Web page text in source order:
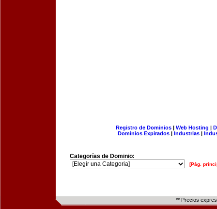
Registro de Dominios| Web Hosting |
Dominios Expirados | Industrias |
Categorías de Dominio:
[Pág.
** Precios